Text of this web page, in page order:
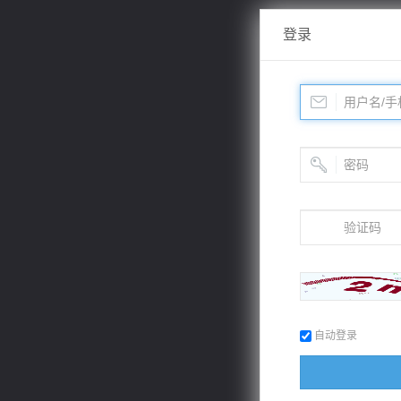
登录
自动登录